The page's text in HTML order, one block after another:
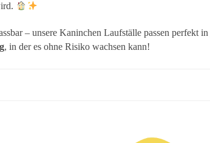
– unsere Kaninchen Laufställe passen perfekt
, in der es ohne Risiko wachsen kann!